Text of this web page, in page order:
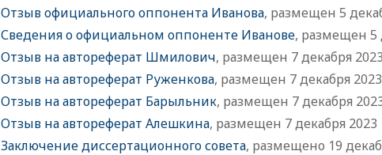
Отзыв официального оппонента Иванова, размещен 5
Сведения о официальном оппоненте Иванове, размещен 5
Отзыв на автореферат Шмилович, размещен 7 декабря 2023
Отзыв на автореферат Руженкова, размещен 7 декабря 2023
Отзыв на автореферат Барыльник, размещен 7 декабря
Отзыв на автореферат Алешкина, размещен 7 декабря 2023
Заключение диссертационного совета, размещено 19